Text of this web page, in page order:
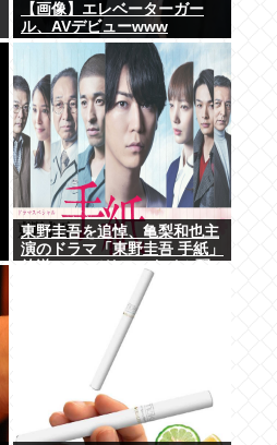
【画像】エレベーターガー
ル、AVデビューwww
東野圭吾を追悼、亀梨和也主
演のドラマ「東野圭吾 手紙」
放送 TVerでリアルタイム配